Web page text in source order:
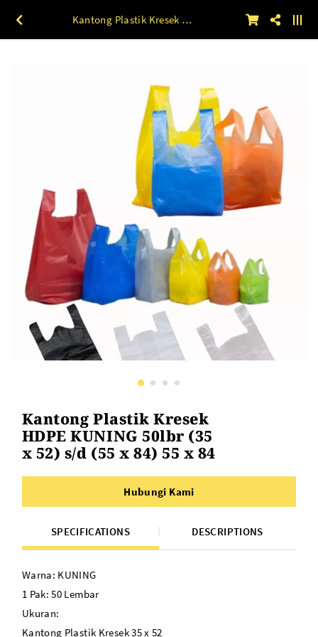
Kantong Plastik Kresek HDPE KUNING 50lbr (35 x 52) s/d (55 x 84) 55 x 84
Kantong Plastik Kresek
HDPE KUNING 50lbr (35
x 52) s/d (55 x 84) 55 x 84
Hubungi Kami
SPECIFICATIONS DESCRIPTIONS
Warna: KUNING
1 Pak: 50 Lembar
Ukuran:
Kantong Plastik Kresek 35 x 52